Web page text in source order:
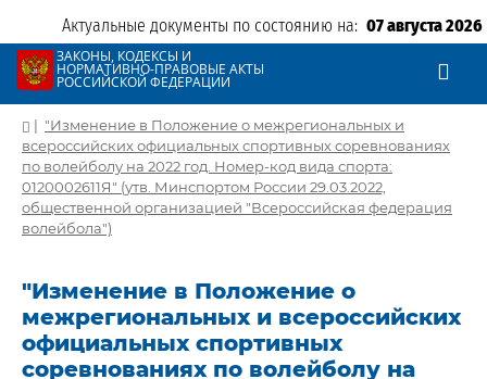
Актуальные документы по состоянию на: 07 августа 2026
ЗАКОНЫ, КОДЕКСЫ И
НОРМАТИВНО-ПРАВОВЫЕ АКТЫ
РОССИЙСКОЙ ФЕДЕРАЦИИ
| "Изменение в Положение о межрегиональных и
всероссийских официальных спортивных соревнованиях
по волейболу на 2022 год. Номер-код вида спорта:
0120002611Я" (утв. Минспортом России 29.03.2022,
общественной организацией "Всероссийская федерация
волейбола")
"Изменение в Положение о
межрегиональных и всероссийских
официальных спортивных
соревнованиях по волейболу на